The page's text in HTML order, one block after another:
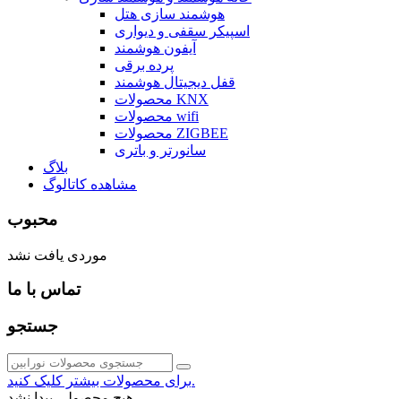
هوشمند سازی هتل
اسپیکر سقفی و دیواری
آیفون هوشمند
پرده برقی
قفل دیجیتال هوشمند
محصولات KNX
محصولات wifi
محصولات ZIGBEE
سانورتر و باتری
بلاگ
مشاهده کاتالوگ
محبوب
موردی یافت نشد
تماس با ما
جستجو
برای محصولات بیشتر کلیک کنید.